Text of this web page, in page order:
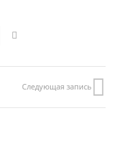
Следующая запись